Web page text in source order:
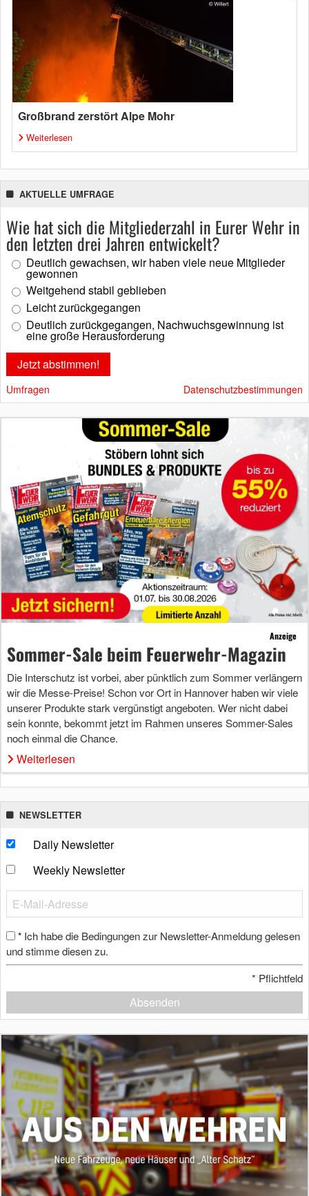
Großbrand zerstört Alpe Mohr
Weiterlesen
AKTUELLE UMFRAGE
Wie hat sich die Mitgliederzahl in Eurer Wehr in
den letzten drei Jahren entwickelt?
Deutlich gewachsen, wir haben viele neue Mitglieder
gewonnen
Weitgehend stabil geblieben
Leicht zurückgegangen
Deutlich zurückgegangen, Nachwuchsgewinnung ist
eine große Herausforderung
Umfragen Datenschutzbestimmungen
Anzeige
Sommer-Sale beim Feuerwehr-Magazin
Die Interschutz ist vorbei, aber pünktlich zum Sommer verlängern
wir die Messe-Preise! Schon vor Ort in Hannover haben wir viele
unserer Produkte stark vergünstigt angeboten. Wer nicht dabei
sein konnte, bekommt jetzt im Rahmen unseres Sommer-Sales
noch einmal die Chance.
Weiterlesen
NEWSLETTER
Daily Newsletter
Weekly Newsletter
* Ich habe die Bedingungen zur Newsletter-Anmeldung gelesen
und stimme diesen zu.
* Pflichtfeld
Absenden